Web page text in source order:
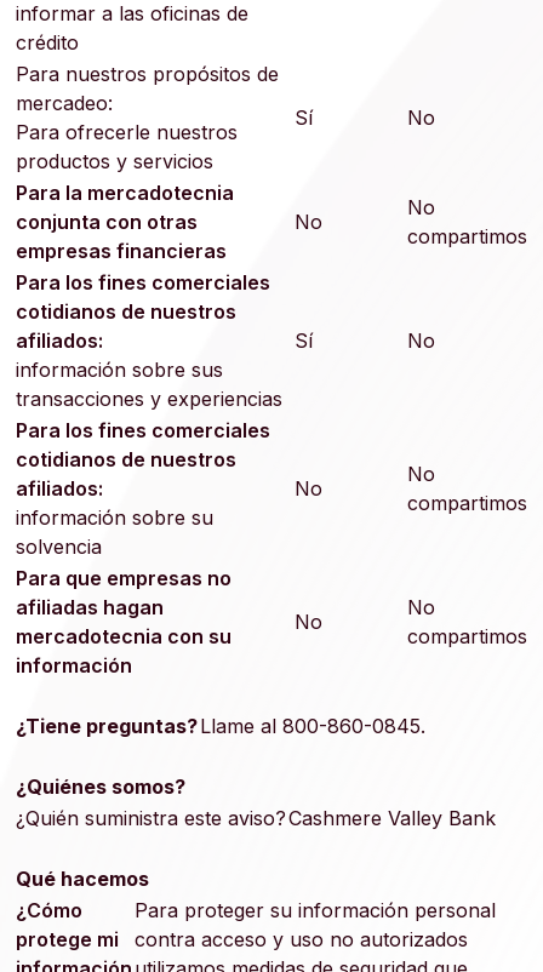
informar a las oficinas de
crédito
Para nuestros propósitos de
mercadeo:
Para ofrecerle nuestros
productos y servicios
Sí No
Para la mercadotecnia
conjunta con otras
empresas financieras
No
No
compartimos
Para los fines comerciales
cotidianos de nuestros
afiliados:
información sobre sus
transacciones y experiencias
Sí No
Para los fines comerciales
cotidianos de nuestros
afiliados:
información sobre su
solvencia
No
No
compartimos
Para que empresas no
afiliadas hagan
mercadotecnia con su
información
No
No
compartimos
¿Tiene preguntas?Llame al 800-860-0845.
¿Quiénes somos?
¿Quién suministra este aviso?Cashmere Valley Bank
Qué hacemos
¿Cómo
protege mi
Para proteger su información personal
contra acceso y uso no autorizados